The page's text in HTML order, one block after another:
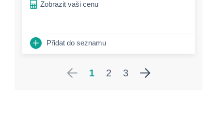
Zobrazit vaši cenu
Přidat do seznamu
1 2 3